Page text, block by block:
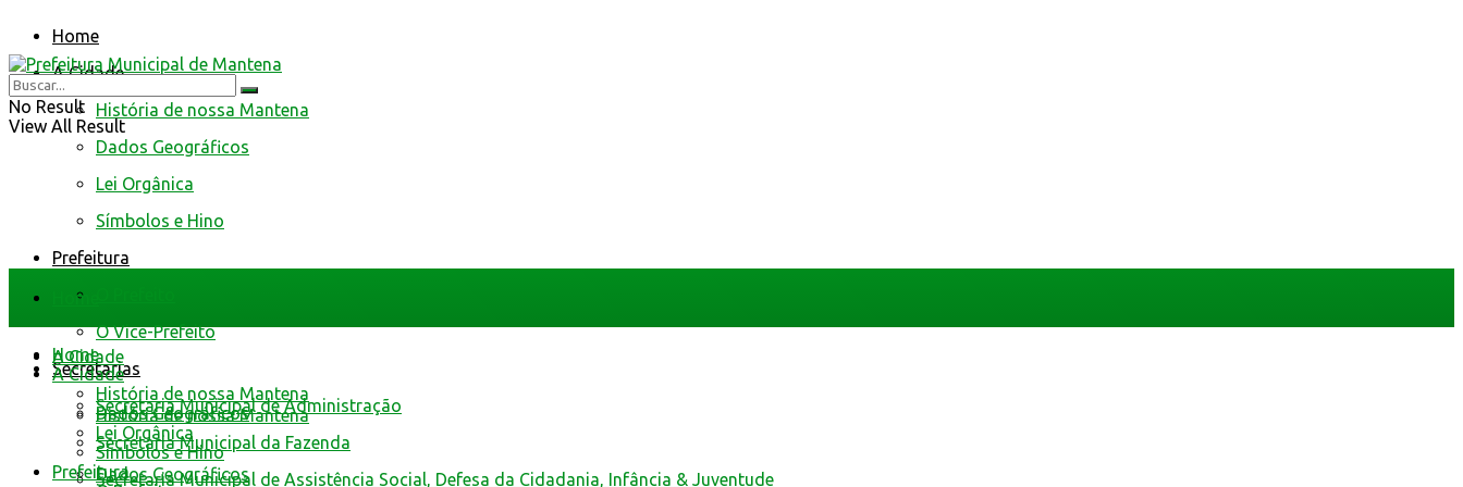
Home
A Cidade
História de nossa Mantena
Dados Geográficos
Lei Orgânica
Símbolos e Hino
Prefeitura
O Vice-Prefeito
Secretarias
Secretaria Municipal de Administração
Secretaria Municipal da Fazenda
Secretaria Municipal de Assistência Social, Defesa da Cidadania, Infância & Juventude
No Result
View All Result
Home
A Cidade
História de nossa Mantena
Dados Geográficos
Home
A Cidade
História de nossa Mantena
Dados Geográficos
Lei Orgânica
Símbolos e Hino
Prefeitura